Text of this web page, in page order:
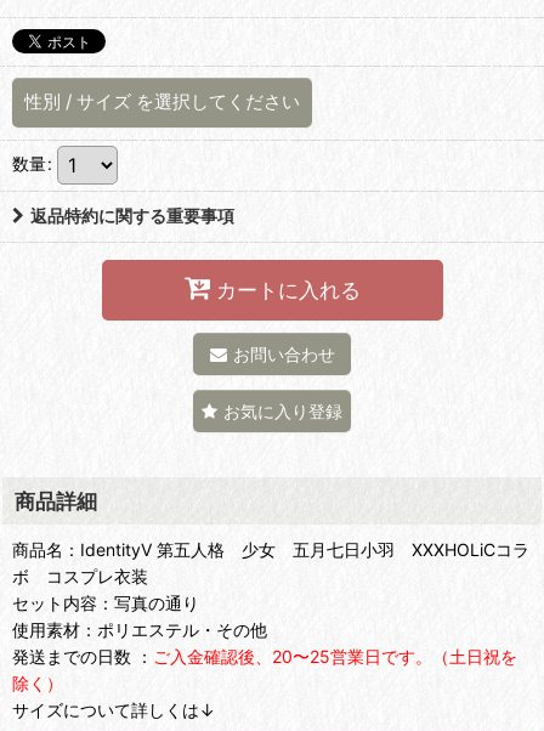
性別 / サイズ を選択してください
数量:
返品特約に関する重要事項
カートに入れる
お問い合わせ
お気に入り登録
商品詳細
商品名：IdentityV 第五人格 少女 五月七日小羽 XXXHOLiCコラ
ボ コスプレ衣装
セット内容：写真の通り
使用素材：ポリエステル・その他
発送までの日数 ： ご入金確認後、20〜25営業日です。（土日祝を
除く）
サイズについて詳しくは↓